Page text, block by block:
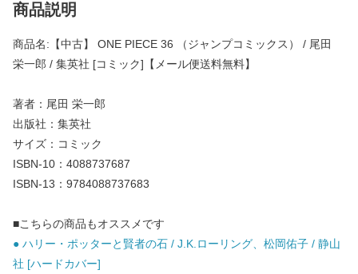
商品説明
商品名:【中古】 ONE PIECE 36 （ジャンプコミックス） / 尾田
栄一郎 / 集英社 [コミック]【メール便送料無料】
著者：尾田 栄一郎
出版社：集英社
サイズ：コミック
ISBN-10：4088737687
ISBN-13：9784088737683
■こちらの商品もオススメです
● ハリー・ポッターと賢者の石 / J.K.ローリング、松岡佑子 / 静山
社 [ハードカバー]